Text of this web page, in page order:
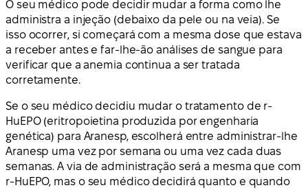
O seu médico pode decidir mudar a forma como lhe
administra a injeção (debaixo da pele ou na veia). Se
isso ocorrer, si começará com a mesma dose que estava
a receber antes e far-lhe-ão análises de sangue para
verificar que a anemia continua a ser tratada
corretamente.
Se o seu médico decidiu mudar o tratamento de r-
HuEPO (eritropoietina produzida por engenharia
genética) para Aranesp, escolherá entre administrar-lhe
Aranesp uma vez por semana ou uma vez cada duas
semanas. A via de administração será a mesma que com
r-HuEPO, mas o seu médico decidirá quanto e quando